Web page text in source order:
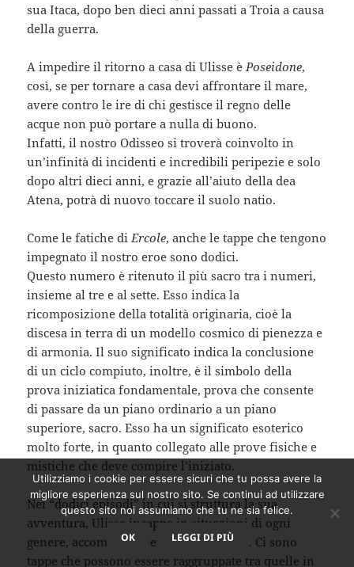
sua Itaca, dopo ben dieci anni passati a Troia a causa
della guerra.
A impedire il ritorno a casa di Ulisse èPoseidone,
così, se per tornare a casa devi affrontare il mare,
avere contro le ire di chi gestisce il regno delle
acque non può portare a nulla di buono.
Infatti, il nostro Odisseo si troverà coinvolto in
un’infinità di incidenti e incredibili peripezie e solo
dopo altri dieci anni, e grazie all’aiuto della dea
Atena, potrà di nuovo toccare il suolo natio.
Come le fatiche diErcole, anche le tappe che tengono
impegnato il nostro eroe sono dodici.
Questo numero è ritenuto il più sacro tra i numeri,
insieme al tre e al sette. Esso indica la
ricomposizione della totalità originaria, cioè la
discesa in terra di un modello cosmico di pienezza e
di armonia. Il suo significato indica la conclusione
di un ciclo compiuto, inoltre, è il simbolo della
prova iniziatica fondamentale, prova che consente
di passare da un piano ordinario a un piano
superiore, sacro. Esso ha un significato esoterico
molto forte, in quanto collegato alle prove fisiche e
mistiche che deve compire l’iniziato.
Nei “dodici episodi” in cui si struttura la sua
avventura, Ulisse incappa in situazioni di ogni
genere, accomunate però da due fattori. Ci sono
tappe che possono essere raggruppate tra quelle in
Utilizziamo i cookie per essere sicuri che tu possa avere la
migliore esperienza sul nostro sito. Se continui ad utilizzare
questo sito noi assumiamo che tu ne sia felice.
OK LEGGI DI PIÙ